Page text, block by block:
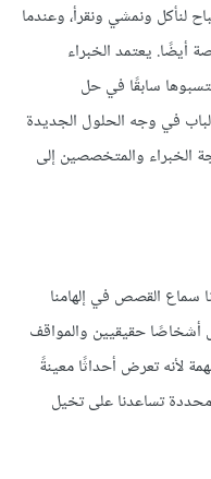
لنأكل ونمشي ونقرأ، وعندما
أيضًا. يعتمد الخبراء
سابقًا في حل
في وجه الحلول الجديدة
الخبراء والمتخصصين إلى
سماع القصص في إلهامنا
أشخاصًا حقيقيين والمواقف
لأنه تعرض أحداثًا معينةً
تساعدنا على تخيل